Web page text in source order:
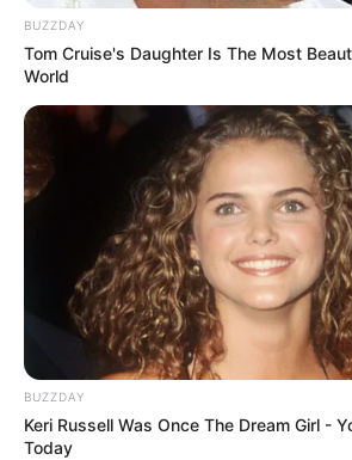
BUZZDAY
Tom Cruise's Daughter Is The Most
World
BUZZDAY
Keri Russell Was Once The Dream Girl -
Today